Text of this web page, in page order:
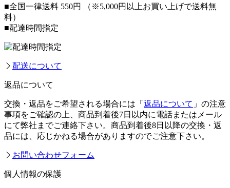
■全国一律送料 550円
（※5,000円以上お買い上げで送料無
料）
■配達時間指定
配送について
返品について
交換・返品をご希望される場合には「 返品について 」の注意
事項をご確認の上、商品到着後7日以内に電話またはメール
にて弊社までご連絡下さい。商品到着後8日以降の交換・返
品には、応じかねる場合がありますのでご注意下さい。
お問い合わせフォーム
個人情報の保護